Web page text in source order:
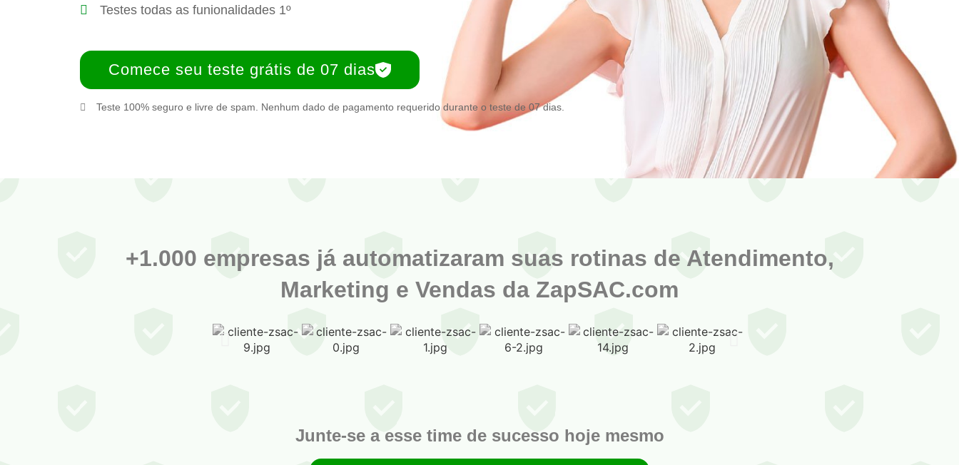
Testes todas as funionalidades 1º
Comece seu teste grátis de 07 dias
Teste 100% seguro e livre de spam. Nenhum dado de pagamento requerido durante o teste de 07 dias.
+1.000 empresas já automatizaram suas rotinas de Atendimento,
Marketing e Vendas da ZapSAC.com
Junte-se a esse time de sucesso hoje mesmo